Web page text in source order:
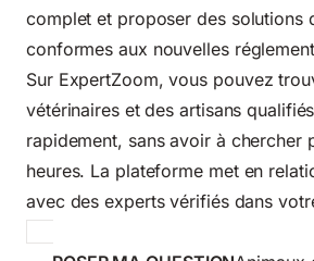
complet et proposer des solutions
conformes aux nouvelles
Sur ExpertZoom, vous pouvez
vétérinaires et des artisans
rapidement, sans avoir à chercher
heures. La plateforme met en
avec des experts vérifiés dans